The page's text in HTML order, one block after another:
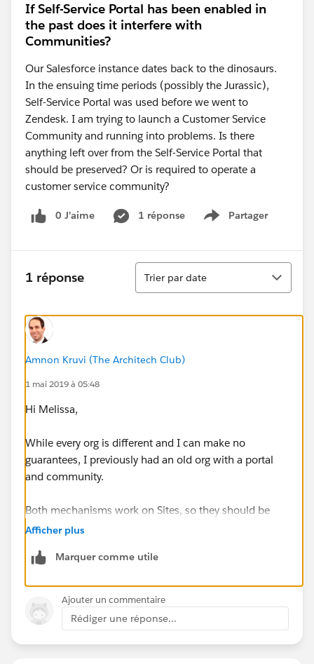
If Self-Service Portal has been enabled in
the past does it interfere with
Communities?
Our Salesforce instance dates back to the dinosaurs.
In the ensuing time periods (possibly the Jurassic),
Self-Service Portal was used before we went to
Zendesk. I am trying to launch a Customer Service
Community and running into problems. Is there
anything left over from the Self-Service Portal that
should be preserved? Or is required to operate a
customer service community?
0 J’aime 1 réponse Partager
Show menu
1 réponse
Tri
Trier par date
Amnon Kruvi (The Architech Club)
1 mai 2019 à 05:48
Hi Melissa,
While every org is different and I can make no
guarantees, I previously had an old org with a portal
and community.
Both mechanisms work on Sites, so they should be
compatible. The one thing that will probably come up
anymore.
Afficher plus
Marquer comme utile
Ajouter un commentaire
Rédiger une réponse...